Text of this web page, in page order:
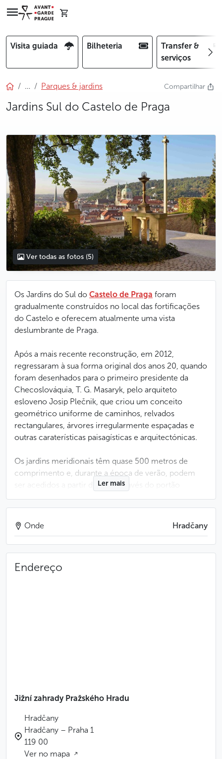
Visita guiada Bilheteria
Transfer &
serviços
… Parques & jardins Compartilhar
Jardins Sul do Castelo de Praga
photo 5
Ver todas as fotos (5)
Os Jardins do Sul do Castelo de Praga foram
gradualmente construídos no local das fortificações
do Castelo e oferecem atualmente uma vista
deslumbrante de Praga.
Após a mais recente reconstrução, em 2012,
regressaram à sua forma original dos anos 20, quando
foram desenhados para o primeiro presidente da
Checoslováquia, T. G. Masaryk, pelo arquiteto
esloveno Josip Plečnik, que criou um conceito
geométrico uniforme de caminhos, relvados
rectangulares, árvores irregularmente espaçadas e
outras caraterísticas paisagísticas e arquitectónicas.
Os jardins meridionais têm quase 500 metros de
comprimento e, durante a época de verão, podem
ser acedidos a partir de Opiš através do portão
oriental ou através da escadaria em touro do terceiro
pátio por baixo daCatedral de São Vito.
O jardim está aberto de 1 de abril a 31 de outubro.
Ler mais
Onde Hradčany
Endereço
Jižní zahrady Pražského Hradu
Hradčany
Hradčany – Praha 1
119 00
Ver no mapa